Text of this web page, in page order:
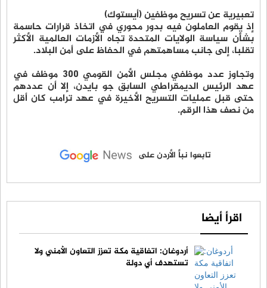
تعبيرية عن تسريح موظفين (أيستوك)
إذ يقوم العاملون فيه بدور محوري في اتخاذ قرارات حاسمة
بشأن سياسة الولايات المتحدة تجاه الأزمات العالمية الأكثر
تقلبا، إلى جانب مساهمتهم في الحفاظ على أمن البلاد.
وتجاوز عدد موظفي مجلس الأمن القومي 300 موظف في
عهد الرئيس الديمقراطي السابق جو بايدن، إلا أن عددهم
حتى قبل عمليات التسريح الأخيرة في عهد ترامب كان أقل
من نصف هذا الرقم.
تابعوا نبأ الأردن على
اقرأ أيضا
أردوغان: اتفاقية مكة تعزز التعاون الأمني ولا
تستهدف أي دولة